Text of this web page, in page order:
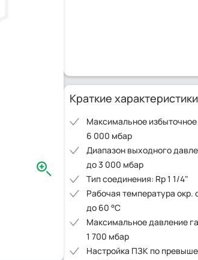
Краткие характеристики
Максимальное
6 000 мбар
Диапазон выходного
до 3 000 мбар
Тип соединения: Rp 1 1/4"
Рабочая температура окр.
до 60 °C
Максимальное давление
1 700 мбар
Настройка ПЗК по